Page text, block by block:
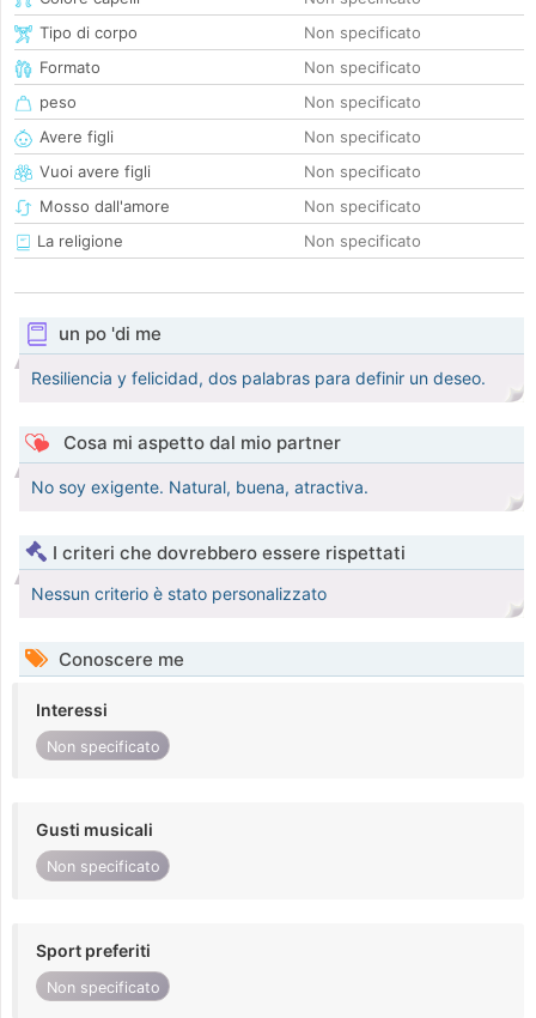
Tipo di corpo
Non specificato
Formato
Non specificato
peso
Non specificato
Avere figli
Non specificato
Vuoi avere figli
Non specificato
Mosso dall'amore
Non specificato
La religione
Non specificato
un po 'di me
Resiliencia y felicidad, dos palabras para definir un deseo.
Cosa mi aspetto dal mio partner
No soy exigente. Natural, buena, atractiva.
I criteri che dovrebbero essere rispettati
Nessun criterio è stato personalizzato
Conoscere me
Interessi
Non specificato
Gusti musicali
Non specificato
Sport preferiti
Non specificato